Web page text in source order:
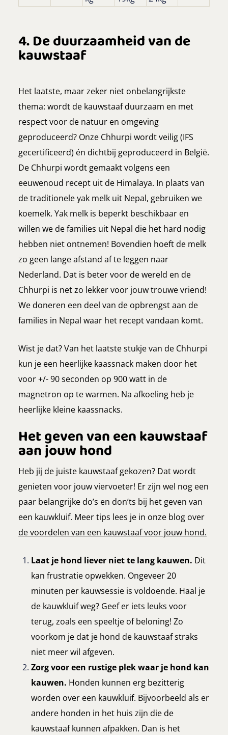
4. De duurzaamheid van de
kauwstaaf
Het laatste, maar zeker niet onbelangrijkste
thema: wordt de kauwstaaf duurzaam en met
respect voor de natuur en omgeving
geproduceerd? Onze Chhurpi wordt veilig (IFS
gecertificeerd) én dichtbij geproduceerd in België.
De Chhurpi wordt gemaakt volgens een
eeuwenoud recept uit de Himalaya. In plaats van
de traditionele yak melk uit Nepal, gebruiken we
koemelk. Yak melk is beperkt beschikbaar en
willen we de families uit Nepal die het hard nodig
hebben niet ontnemen! Bovendien hoeft de melk
zo geen lange afstand af te leggen naar
Nederland. Dat is beter voor de wereld en de
Chhurpi is net zo lekker voor jouw trouwe vriend!
We doneren een deel van de opbrengst aan de
families in Nepal waar het recept vandaan komt.
Wist je dat? Van het laatste stukje van de Chhurpi
kun je een heerlijke kaassnack maken door het
voor +/- 90 seconden op 900 watt in de
magnetron op te warmen. Na afkoeling heb je
heerlijke kleine kaassnacks.
Het geven van een kauwstaaf
aan jouw hond
Heb jij de juiste kauwstaaf gekozen? Dat wordt
genieten voor jouw viervoeter! Er zijn wel nog een
paar belangrijke do’s en don’ts bij het geven van
een kauwkluif. Meer tips lees je in onze blog over
de voordelen van een kauwstaaf voor jouw hond.
Laat je hond liever niet te lang kauwen. Dit
kan frustratie opwekken. Ongeveer 20
minuten per kauwsessie is voldoende. Haal je
de kauwkluif weg? Geef er iets leuks voor
terug, zoals een speeltje of beloning! Zo
voorkom je dat je hond de kauwstaaf straks
niet meer wil afgeven.
Zorg voor een rustige plek waar je hond kan
kauwen. Honden kunnen erg bezitterig
worden over een kauwkluif. Bijvoorbeeld als er
andere honden in het huis zijn die de
kauwstaaf kunnen afpakken. Dan is het